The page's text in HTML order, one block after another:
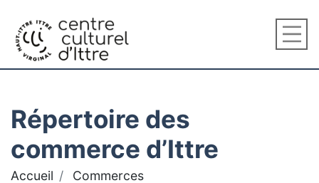
Répertoire des
commerce d’Ittre
Accueil Commerces